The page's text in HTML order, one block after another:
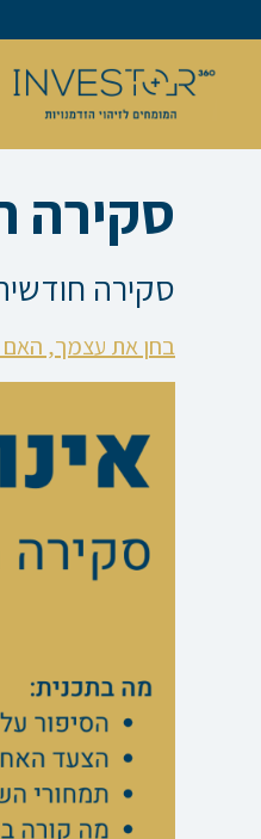
לתוכן
סקירה
סקירה חודשית יוני 21 והסיפור של ממציא מודל
בחן את עצמך, האם